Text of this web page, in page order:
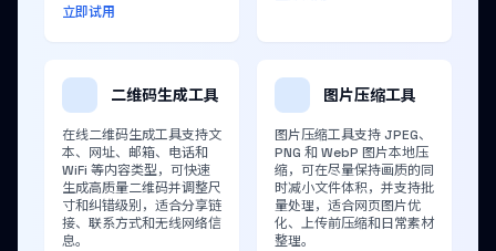
立即试用
二维码生成工具
在线二维码生成工具支持文
本、网址、邮箱、电话和
WiFi 等内容类型，可快速
生成高质量二维码并调整尺
寸和纠错级别，适合分享链
接、联系方式和无线网络信
息。
图片压缩工具
图片压缩工具支持 JPEG、
PNG 和 WebP 图片本地压
缩，可在尽量保持画质的同
时减小文件体积，并支持批
量处理，适合网页图片优
化、上传前压缩和日常素材
整理。